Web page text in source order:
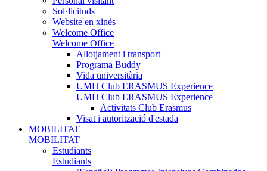
Sol·licituds
Website en xinès
Welcome Office
Welcome Office
Allotjament i transport
Programa Buddy
Vida universitària
UMH Club ERASMUS Experience
UMH Club ERASMUS Experience
Activitats Club Erasmus
Visat i autorització d'estada
MOBILITAT
MOBILITAT
Estudiants
Estudiants